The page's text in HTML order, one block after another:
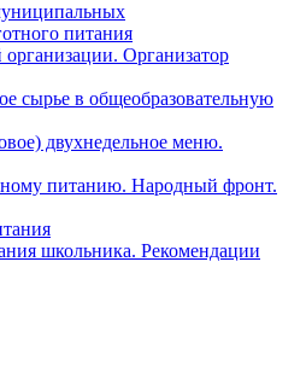
питания
Организатор
сырье в общеобразовательную
двухнедельное меню.
питанию. Народный фронт.
школьника. Рекомендации